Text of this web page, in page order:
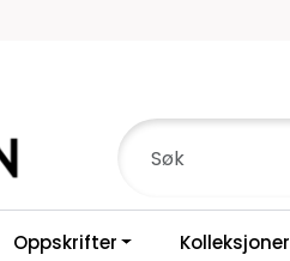
Oppskrifter Kolleksjoner